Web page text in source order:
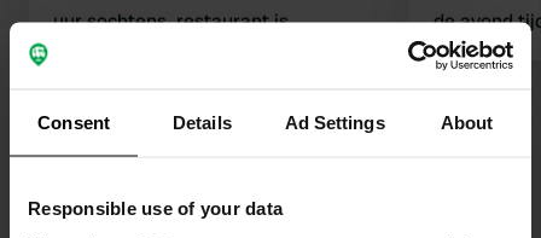
Consent Details Ad Settings About
Responsible use of your data
uur sochtens. restaurant is
gerecht(knal doorbakken biefstuk...)
na 1 nacht direct vertrokken. ook
de avond
reeds om
Bekijk alle 26 reviews
Ben jij hier geweest?